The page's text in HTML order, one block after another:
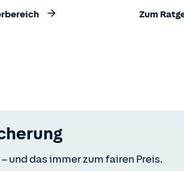
Zum
und das immer zum fairen Preis.